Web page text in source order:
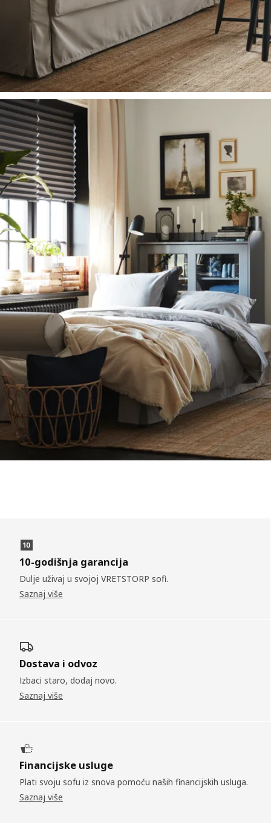
10-godišnja garancija
Dulje uživaj u svojoj VRETSTORP sofi.
Saznaj više
Dostava i odvoz
Izbaci staro, dodaj novo.
Saznaj više
Financijske usluge
Plati svoju sofu iz snova pomoću naših financijskih usluga.
Saznaj više